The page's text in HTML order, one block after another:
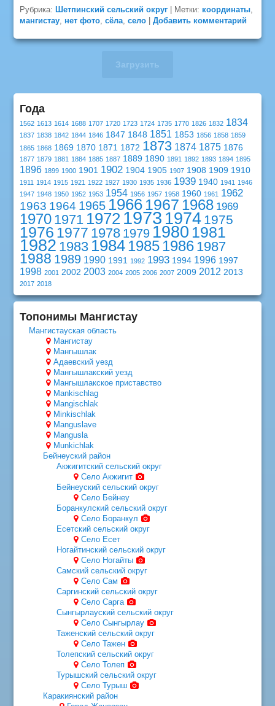
Рубрика: Шетпинский сельский округ | Метки: координаты
мангистау нет фото ,сёла ,село |Добавить комментарий
Загрузить
Года
1562 1613 1614 1688 1707 1720 1723 1724 1735 1770 1826 1832 1834
1837 1838 1842 1844 1846 1847 1848 1851 1853 1856 1858 1859
1865 1868 1869 1870 1871 1872 1873 1874 1875 1876
1877 1879 1881 1884 1885 1887 1889 1890 1891 1892 1893 1894 1895
1896 1899 1900 1901 1902 1904 1905 1907 1908 1909 1910
1911 1914 1915 1921 1922 1927 1930 1935 1936 1939 1940 1941 1946
1947 1948 1950 1952 1953 1954 1956 1957 1958 1960 1961 1962
1963 1964 1965 1966 1967 1968 1969
1970 1971 1972 1973 1974 1975
1976 1977 1978 1979 1980 1981
1982 1983 198419851986 1987
1988 1989 1990 1991 1992 1993 1994 1996 1997
1998 2001 2002 2003 2004 2005 2006 2007 2009 2012 2013
2017 2018
Топонимы Мангистау
Мангистауская область
Мангистау
Мангышлак
Адаевский уезд
Мангышлакский уезд
Мангышлакское приставство
Mankischlag
Mangischlak
Minkischlak
Manguslave
Mangusla
Munkichlak
Бейнеуский район
Акжигитский сельский округ
Село Акжигит
Бейнеуский сельский округ
Cело Бейнеу
Боранкулский сельский округ
Село Боранкул
Есетский сельский округ
Село Есет
Ногайтинский сельский округ
Село Ногайты
Самский сельский округ
Село Сам
Саргинский сельский округ
Село Сарга
Сынгырлауский сельский округ
Село Сынгырлау
Таженский сельский округ
Село Тажен
Толепский сельский округ
Село Толеп
Турышский сельский округ
Село Турыш
Каракиянский район